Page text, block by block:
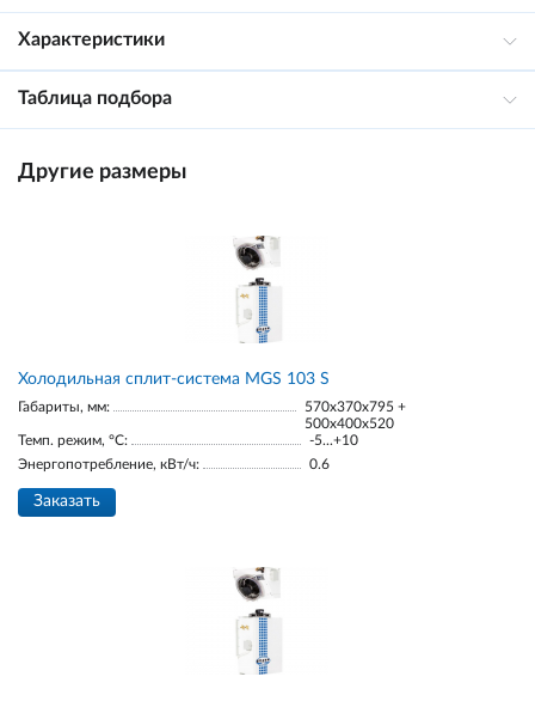
Характеристики
Таблица подбора
Другие размеры
Холодильная сплит-система MGS 103 S
Габариты, мм:
570x370x795 +
500x400x520
Темп. режим, °С:
-5...+10
Энергопотребление, кВт/ч:
0.6
Заказать